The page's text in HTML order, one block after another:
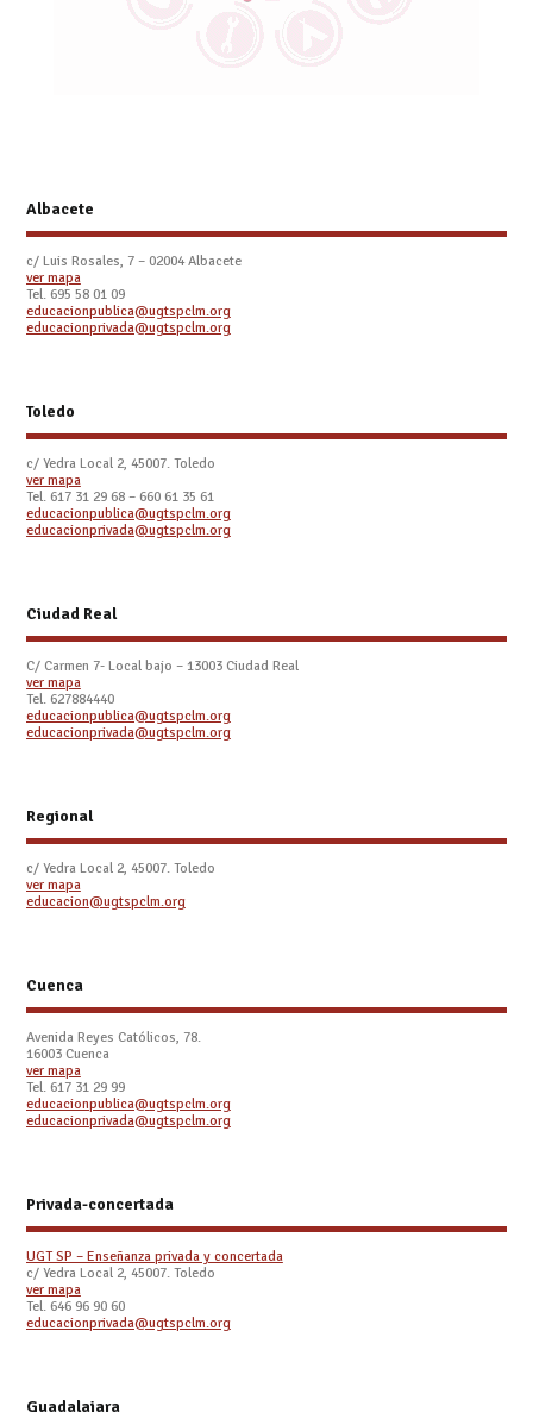
Albacete
c/ Luis Rosales, 7 – 02004 Albacete
ver mapa
Tel. 695 58 01 09
educacionpublica@ugtspclm.org
educacionprivada@ugtspclm.org
Toledo
c/ Yedra Local 2, 45007. Toledo
ver mapa
Tel. 617 31 29 68 – 660 61 35 61
educacionpublica@ugtspclm.org
educacionprivada@ugtspclm.org
Ciudad Real
C/ Carmen 7- Local bajo – 13003 Ciudad Real
ver mapa
Tel. 627884440
educacionpublica@ugtspclm.org
educacionprivada@ugtspclm.org
Regional
c/ Yedra Local 2, 45007. Toledo
ver mapa
educacion@ugtspclm.org
Cuenca
Avenida Reyes Católicos, 78.
16003 Cuenca
ver mapa
Tel. 617 31 29 99
educacionpublica@ugtspclm.org
educacionprivada@ugtspclm.org
Privada-concertada
UGT SP – Enseñanza privada y concertada
c/ Yedra Local 2, 45007. Toledo
ver mapa
Tel. 646 96 90 60
educacionprivada@ugtspclm.org
Guadalajara